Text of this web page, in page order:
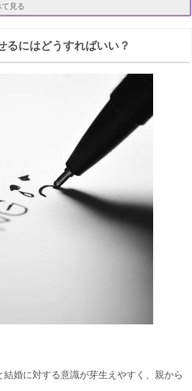
見る
るにはどうすればいい？
結婚に対する意識が芽生えやすく、親から